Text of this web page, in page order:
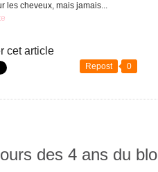
les cheveux, mais jamais...
cet article
Repost 0
des 4 ans du